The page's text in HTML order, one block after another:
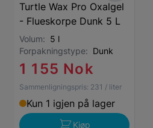
Turtle Wax Pro Oxalgel
- Flueskorpe Dunk 5 L
Volum: 5 l
Forpakningstype: Dunk
1 155 Nok
Sammenligningspris: 231 / liter
Kun 1 igjen på lager
Kjøp